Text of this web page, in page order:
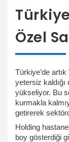
Özel
Türkiye’de
yetersiz
yükseliyor. Bu
kurmakla
getirerek
Holding
boy gösterdiği